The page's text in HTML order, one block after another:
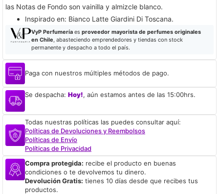
las Notas de Fondo son vainilla y almizcle blanco.
Inspirado en: Bianco Latte Giardini Di Toscana.​
VyP Perfumeríaes proveedor mayorista de perfumes originales
en Chile, abasteciendo emprendedores y tiendas con stock
permanente y despacho a todo el país.
Paga con nuestros múltiples métodos de pago.
Se despacha: Hoy!, aún estamos antes de las 15:00hrs.
Todas nuestras políticas las puedes consultar aquí:
Políticas de Devoluciones y Reembolsos
Políticas de Envío
Políticas de Privacidad
Compra protegida: recibe el producto en buenas
condiciones o te devolvemos tu dinero.
Devolución Gratis: tienes 10 días desde que recibes tus
productos.